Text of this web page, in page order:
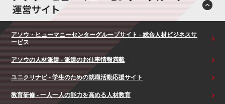
アソウ・ヒューマニーセンターグループサイト - 総合人材ビジネスサ
ービス
アソウの人材派遣 - 派遣のお仕事情報満載
ユニクリナビ - 学生のための就職活動応援サイト
教育研修 - 一人一人の能力を高める人材教育